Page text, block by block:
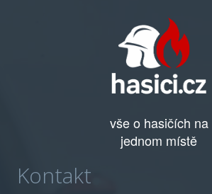
vše o hasičích na
jednom místě
Kontakt